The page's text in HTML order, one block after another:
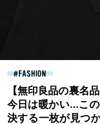
FASHION
【無印良品の裏名
今日は暖かい...こ
決する一枚が見つ